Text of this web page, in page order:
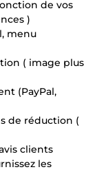
de vos
)
menu
( image plus
(PayPal,
de réduction (
clients
les